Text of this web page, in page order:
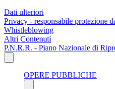
Dati ulteriori
Privacy - responsabile protezione
Whistleblowing
Altri Contenuti
P.N.R.R. - Piano Nazionale di
OPERE PUBBLICHE